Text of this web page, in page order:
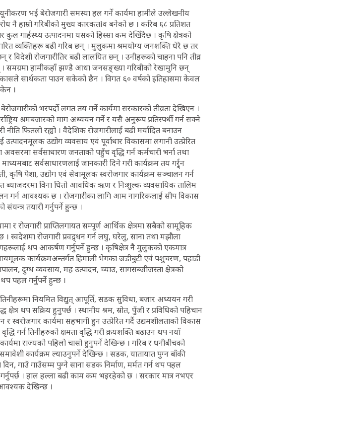
भई बेरोजगारी समस्या हल गर्ने कार्यमा हामीले उल्लेखनीय
नै हाम्रो गरिबीको मुख्य कारकतìव बनेको छ । करिब ६८ प्रतिशत
कुल गार्हस्थ्य उत्पादनमा यसको हिस्सा कम देखिँदैछ । कृषि क्षेत्रको
व्यक्तिहरू बढी गरिब छन् । मुलुकमा श्रमयोग्य जनशक्ति धेरै छ तर
रोजगारीतिर बढी लालयित छन् । उनीहरूको चाहना पनि तीव्र
। समग्रमा हामीकहाँ झण्डै आधा जनसङ्ख्या गरिबीको रेखामुनि छन्
सार्थकता पाउन सकेको छैन । विगत ६० वर्षको इतिहासमा केवल
।
भरपर्दो लगत तय गर्ने कार्यमा सरकारको तीव्रता देखिएन ।
श्रमबजारको माग अध्ययन गर्ने र यसै अनुरूप प्रतिस्पर्धी गर्न सक्ने
फितलो रह्यो । वैदेशिक रोजगारीलाई बढी मर्यादित बनाउन
उद्योग व्यवसाय एवं पूर्वाधार विकासमा लगानी उत्प्रेरित
सर्वसाधारण जनताको पहुँच वृद्धि गर्न कर्मचारी भर्ना तथा
सर्वसाधारणलाई जानकारी दिने गरी कार्यक्रम तय गर्र्र्र्न
कृषि पेशा, उद्योग एवं सेवामूलक स्वरोजगार कार्यक्रम सञ्चालन गर्न
ब्याजदरमा विना धितो आवधिक ऋण र निःशुल्क व्यवसायिक तालिम
गर्न आवश्यक छ । रोजगारीका लागि आम नागरिकलाई सीप विकास
तयारी गर्नुपर्ने हुन्छ ।
र रोजगारी प्राप्तिलगायत सम्पूर्ण आर्थिक क्षेत्रमा सबैको सामूहिक
स्वदेशमा रोजगारी प्रवद्र्धन गर्न लघु, घरेलु, साना तथा मझौला
थप आकर्षण गर्नुपर्ने हुन्छ । कृषिक्षेत्र नै मुलुकको एकमात्र
आयमूलक कार्यक्रमअन्तर्गत हिमाली भेगका जडीबुटी एवं पशुचरण, पहाडी
दुग्ध व्यवसाय, मह उत्पादन, च्याउ, सागसब्जीजस्ता क्षेत्रको
पहल गर्नुपर्ने हुन्छ ।
नियमित विद्युत् आपूर्ति, सडक सुविधा, बजार अध्ययन गरी
थप सक्रिय हुनुपर्छ । स्थानीय श्रम, स्रोत, पुँजी र प्रविधिको पहिचान
स्वरोजगार कार्यमा सहभागी हुन उत्प्रेरित गर्दै उद्यमशीलताको विकास
गर्न तिनीहरुको क्षमता वृद्धि गरी क्रयशक्ति बढाउन थप नयाँ
राज्यको पहिलो चासो हुनुपर्ने देखिन्छ । गरिब र धनीबीचको
कार्यक्रम ल्याउनुपर्ने देखिन्छ । सडक, यातायात पुग्न बाँकी
दिन, गाउँ गाउँसम्म पुग्ने साना सडक निर्माण, मर्मत गर्न थप पहल
। हाल हल्ला बढी काम कम भइरहेको छ । सरकार मात्र नभएर
आवश्यक देखिन्छ ।